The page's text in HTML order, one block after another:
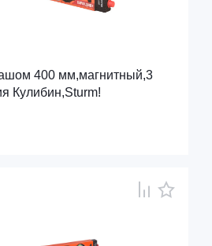
400 мм,магнитный,3
Кулибин,Sturm!